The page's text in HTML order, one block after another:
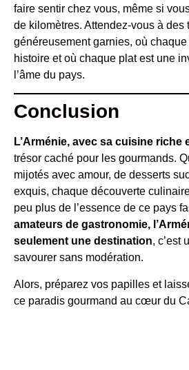
faire sentir chez vous, même si
de kilomètres. Attendez-vous à des
généreusement garnies, où
histoire et où chaque plat est une
l’âme du pays.
Conclusion
L’Arménie, avec sa cuisine riche
trésor caché pour les gourmands.
mijotés avec amour, de desserts
exquis, chaque découverte
peu plus de l’essence de ce pays
amateurs de gastronomie,
seulement une destination, c’est
savourer sans modération.
Alors, préparez vos papilles et
ce paradis gourmand au cœur du